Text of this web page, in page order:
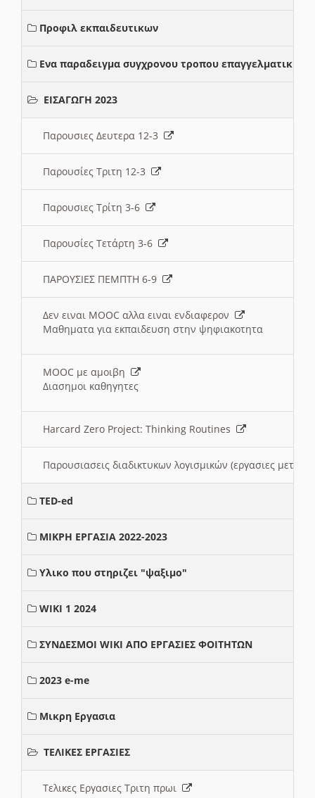
Προφιλ εκπαιδευτικων
Ενα παραδειγμα συγχρονου τροπου επαγγελματικης
ΕΙΣΑΓΩΓΗ 2023
Παρουσιες Δευτερα 12-3
Παρουσίες Τριτη 12-3
Παρουσιες Τρίτη 3-6
Παρουσίες Τετάρτη 3-6
ΠΑΡΟΥΣΙΕΣ ΠΕΜΠΤΗ 6-9
Δεν ειναι MOOC αλλα ειναι ενδιαφερον
Μαθηματα για εκπαιδευση στην ψηφιακοτητα
MOOC με αμοιβη
Διασημοι καθηγητες
Harcard Zero Project: Thinking Routines
Παρουσιασεις διαδικτυκων λογισμικών (εργασιες
TED-ed
ΜΙΚΡΗ ΕΡΓΑΣΙΑ 2022-2023
Υλικο που στηριζει "ψαξιμο"
WIKI 1 2024
ΣΥΝΔΕΣΜΟΙ WIKI ΑΠΟ ΕΡΓΑΣΙΕΣ ΦΟΙΤΗΤΩΝ
2023 e-me
Μικρη Εργασια
ΤΕΛΙΚΕΣ ΕΡΓΑΣΙΕΣ
Τελικες Εργασιες Τριτη πρωι